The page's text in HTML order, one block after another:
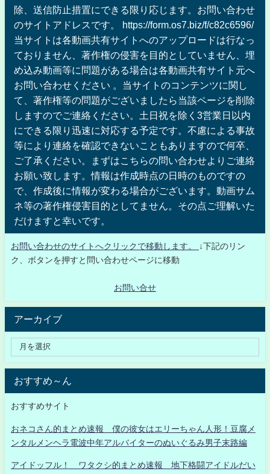
除、送信防止措置にできる限り応じます。お問い合わせ
のサイトアドレスです。 https://form.os7.biz/f/c82c6596/
当サイトは各動画共有サイトへのアップロードは行なっ
ておりません、著作権の侵害を目的としていません、埋
め込み動画等に問題がある場合は各動画共有サイト元へ
お問い合わせください 。当サイトのコンテンツに関し
て、著作権等の問題がございましたら当該ページを削除
しますのでご連絡ください。土日祝を除く3営業日以内
にできる限り迅速に対応する予定です。不慮による事故
等により連絡を確認できないこともありますので何卒、
ご了承ください。まずはこちらの問い合わせよりご連絡
お願い致します。情報は作成時点の日時のものですの
で、作成後に情報が変わる場合がございます。動画サム
ネ等の著作権侵害目的としてません。その点ご理解いた
だけますと幸いです。
お問い合わせのサイトへクリックで移動します。
↓下記のリン
ク、ボタンを押すと問い合わせページに移動
お問い合せ
アーカイブ
おすすめ～ん
おすすめサイト
おネコさん的まとめ速報 僕の彼女はエリーちゃん人形！豆腐メ
ンタルメンヘラ電波中年アルバイターのぬいぐるみ男子末路編
アイドッフル！ ワタクシ的まとめ速報 地下格闘アイドルだい